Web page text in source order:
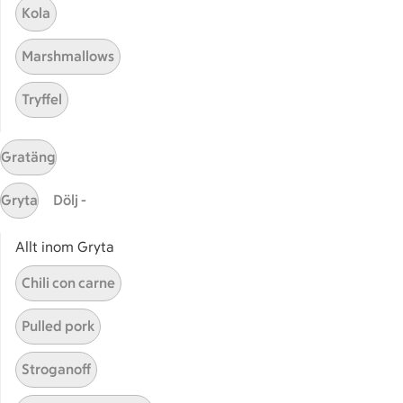
Bli stammis
Stammis Student
Stammis Husdjur
Partnererbjudanden
Våra ICA-kort
ICA
ICAs egna varor
ICA Gruppen
ICA Nära
ICA Supermarket
ICA Kvantum
ICA Maxi
Utvalda leverantörer
Annonsera
Jobba på ICA
Kola
Marshmallows
Tryffel
Gratäng
Gryta Dölj -
Allt inom Gryta
Chili con carne
Pulled pork
Stroganoff